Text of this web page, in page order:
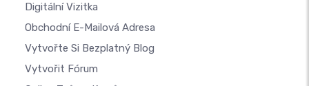
Digitální Vizitka
Obchodní E-Mailová Adresa
Vytvořte Si Bezplatný Blog
Vytvořit Fórum